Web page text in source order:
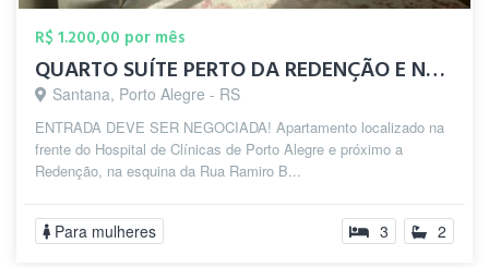
R$ 1.200,00 por mês
QUARTO SUÍTE PERTO DA REDENÇÃO E NA FREN...
Santana, Porto Alegre - RS
ENTRADA DEVE SER NEGOCIADA! Apartamento localizado na
frente do Hospital de Clínicas de Porto Alegre e próximo a
Redenção, na esquina da Rua Ramiro B...
Para mulheres 3 2